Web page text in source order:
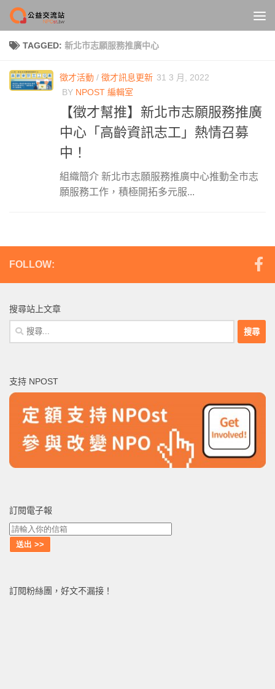
Skip to content
TAGGED: 新北市志願服務推廣中心
徵才活動 / 徵才訊息更新 31 3 月, 2022
BY NPOST 編輯室
【徵才幫推】新北市志願服務推廣
中心「高齡資訊志工」熱情召募
中！
組織簡介 新北市志願服務推廣中心推動全市志
願服務工作，積極開拓多元服...
FOLLOW:
搜尋站上文章
搜
尋
字:
支持 NPOST
訂閱電子報
訂閱粉絲團，好文不漏接！